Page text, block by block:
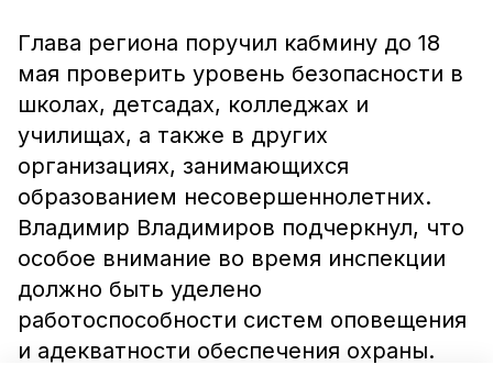
Глава региона поручил кабмину до 18
мая проверить уровень безопасности в
школах, детсадах, колледжах и
училищах, а также в других
организациях, занимающихся
образованием несовершеннолетних.
Владимир Владимиров подчеркнул, что
особое внимание во время инспекции
должно быть уделено
работоспособности систем оповещения
и адекватности обеспечения охраны.